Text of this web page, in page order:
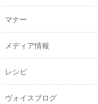
マナー
メディア情報
レシピ
ヴォイスブログ